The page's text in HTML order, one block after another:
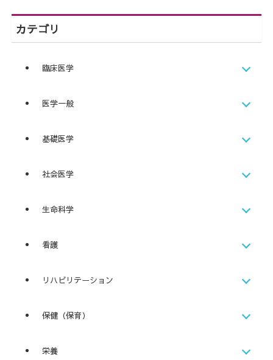
カテゴリ
臨床医学
医学一般
基礎医学
社会医学
生命科学
看護
リハビリテーション
保健（保育）
栄養